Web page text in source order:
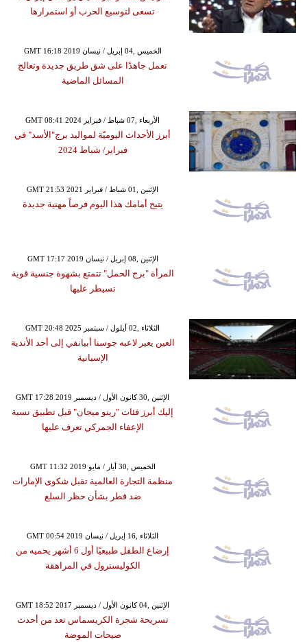
تسعى لتوسيع الحرب أو استمرارها
GMT 16:18 2019 الخميس ,04 إبريل / نيسان
تعمل جاهدًا على شق طريق جديدة وتعالج
المسائل الماضية
GMT 08:41 2024 الأربعاء ,07 شباط / فبراير
أبرز الأحداث اليوميّة لمواليد برج"الأسد" في
فبراير/ شباط 2024
GMT 21:53 2021 الإثنين ,01 شباط / فبراير
يتيح أمامك هذا اليوم فرصاً مهنية جديدة
GMT 17:17 2019 الإثنين ,08 إبريل / نيسان
المرأة "برج الحمل" تتمتع بشهوة جنسية قوية
تسيطر عليها
GMT 20:48 2025 الثلاثاء ,02 أيلول / سبتمبر
العين يعير لاعبه جوسنا أبيانفي إلى أحد الأندية
الإسبانية
GMT 17:28 2019 الإثنين ,30 كانون الأول / ديسمبر
إليك أبرز فئات "رينو ميجان" قبل تطبيق نسبة
الإعفاء الجمركي تعرف عليها
GMT 11:32 2019 الخميس ,30 أيار / مايو
منظمة التجارة العالمية تقبل شكوى الإمارات
ضد قطر بشأن حظر السلع
GMT 00:54 2019 الثلاثاء ,16 إبريل / نيسان
إرضاع الطفل طبيعيًا أول 6 أشهر يحميه من
الكوليسترول في المراهقة
GMT 18:52 2017 الإثنين ,04 كانون الأول / ديسمبر
تسريحة شجرة الكريسماس تعد من أحدث
صيحات الموضة